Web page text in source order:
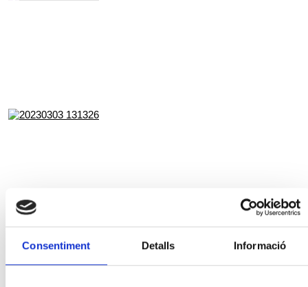
Consentiment Detalls Informació